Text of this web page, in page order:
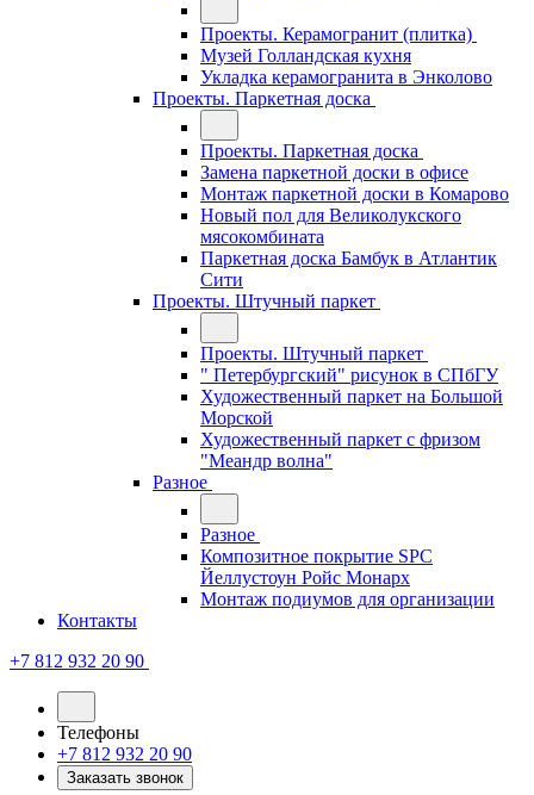
Проекты. Керамогранит (плитка)
Музей Голландская кухня
Укладка керамогранита в Энколово
Проекты. Паркетная доска
Проекты. Паркетная доска
Замена паркетной доски в офисе
Монтаж паркетной доски в Комарово
Новый пол для Великолукского
мясокомбината
Паркетная доска Бамбук в Атлантик
Сити
Проекты. Штучный паркет
Проекты. Штучный паркет
" Петербургский" рисунок в СПбГУ
Художественный паркет на Большой
Морской
Художественный паркет с фризом
"Меандр волна"
Разное
Разное
Композитное покрытие SPC
Йеллустоун Ройс Монарх
Монтаж подиумов для организации
Контакты
+7 812 932 20 90
Телефоны
+7 812 932 20 90
Заказать звонок